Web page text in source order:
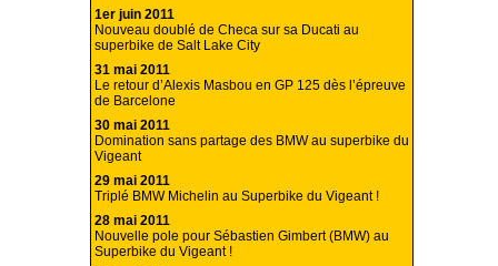
1er juin 2011
Nouveau doublé de Checa sur sa Ducati au
superbike de Salt Lake City
31 mai 2011
Le retour d’Alexis Masbou en GP 125 dès l’épreuve
de Barcelone
30 mai 2011
Domination sans partage des BMW au superbike du
Vigeant
29 mai 2011
Triplé BMW Michelin au Superbike du Vigeant !
28 mai 2011
Nouvelle pole pour Sébastien Gimbert (BMW) au
Superbike du Vigeant !